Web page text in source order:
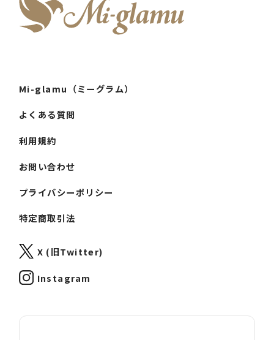
Mi-glamu（ミーグラム）
よくある質問
利用規約
お問い合わせ
プライバシーポリシー
特定商取引法
X (旧Twitter)
Instagram